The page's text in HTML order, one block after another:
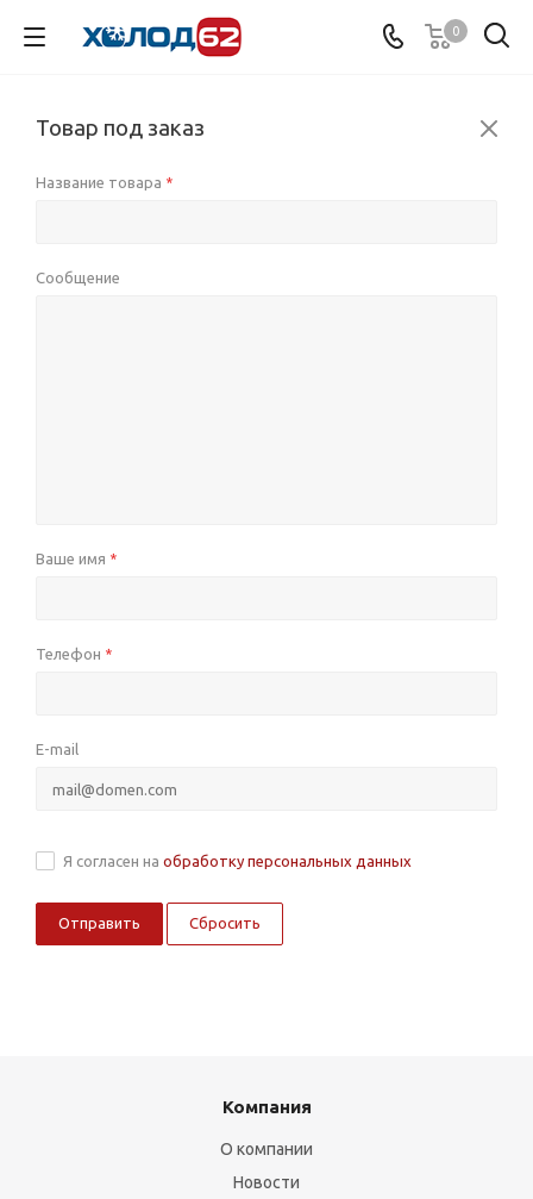
0
Товар под заказ
Название товара *
Сообщение
Ваше имя *
Телефон *
E-mail
Я согласен на обработку персональных данных
Сбросить
Компания
О компании
Новости